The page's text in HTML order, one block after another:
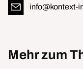
info@kontext-
Mehr zum